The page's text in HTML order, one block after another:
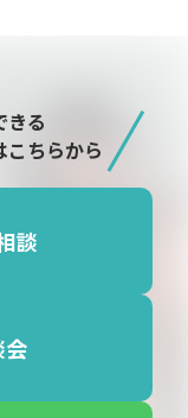
きる
こちらから
談
会